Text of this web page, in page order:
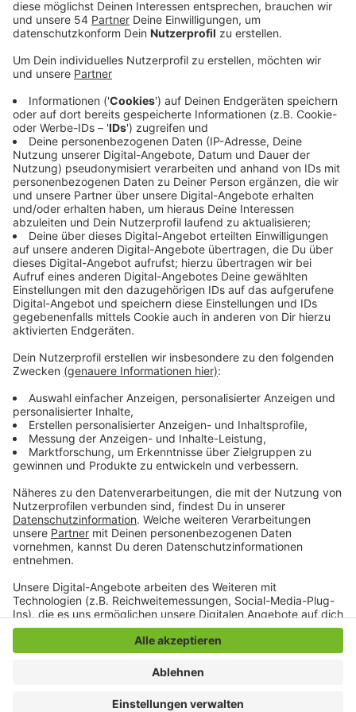
Von jetzt an sollen jeweils zwei Mitarbeiter des
Ordnungsamtes und der Polizei gemeinsam in der
gemeinsame Streife findet dann mindestens einmal
pro Woche statt. Ziel sei, das Sicherheitsgefühl in
Rheydt zu stärken. Das Ordnungsamt und Polizei enger
zusammenarbeiten werden, ist schon länger bekannt:
Im letzten Jahr hatte es dazu auch eine
Kooperationsvereinbarung gegeben. Bereits im Umfeld
des Mönchengladbacher Hauptbahnhofes hätten sich
gemeinsame Streifen bewährt. Das Auftreten
signalisiere einerseits Präsenz, andererseits könnte bei
Straftaten direkt eingegriffen werden - ohne die
Problematik der Zuständigkeit zu haben. Den
Mitarbeiter des Ordnungsamtes haben in brenzligen
Situation nicht die Möglichkeiten, die Beamte haben.
Um langfristig Erfolge zu erzielen, brauche es aber
weiterhin gute Zusammenarbeit mit den Trägern
sozialer Arbeit und Streetworkern. In rund einem
Monat wollen Polizei und Stadtverwaltung eine erste
Bilanz ziehen.
Anzeige
Anzeige